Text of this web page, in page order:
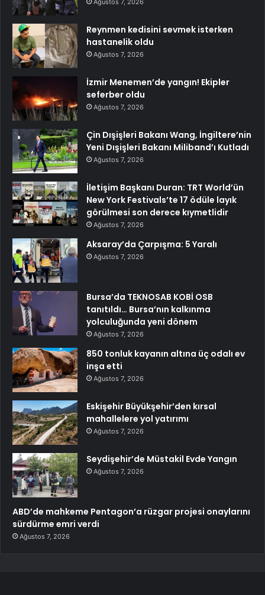
Ağustos 7, 2026
Reynmen kedisini sevmek isterken
hastanelik oldu
Ağustos 7, 2026
İzmir Menemen’de yangın! Ekipler
seferber oldu
Ağustos 7, 2026
Çin Dışişleri Bakanı Wang, İngiltere’nin
Yeni Dışişleri Bakanı Miliband’ı Kutladı
Ağustos 7, 2026
İletişim Başkanı Duran: TRT World’ün
New York Festivals’te 17 ödüle layık
görülmesi son derece kıymetlidir
Ağustos 7, 2026
Aksaray’da Çarpışma: 5 Yaralı
Ağustos 7, 2026
Bursa’da TEKNOSAB KOBİ OSB
tanıtıldı… Bursa’nın kalkınma
yolculuğunda yeni dönem
Ağustos 7, 2026
850 tonluk kayanın altına üç odalı ev
inşa etti
Ağustos 7, 2026
Eskişehir Büyükşehir’den kırsal
mahallelere yol yatırımı
Ağustos 7, 2026
Seydişehir’de Müstakil Evde Yangın
Ağustos 7, 2026
ABD’de mahkeme Pentagon’a rüzgar projesi onaylarını
sürdürme emri verdi
Ağustos 7, 2026